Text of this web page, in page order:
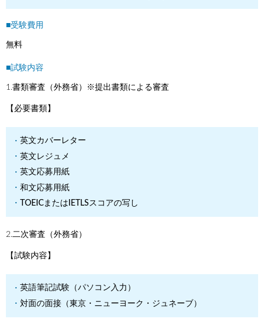
■受験費用
無料
■試験内容
1.書類審査（外務省）※提出書類による審査
【必要書類】
英文カバーレター
英文レジュメ
英文応募用紙
和文応募用紙
TOEICまたはIETLSスコアの写し
2.二次審査（外務省）
【試験内容】
英語筆記試験（パソコン入力）
対面の面接（東京・ニューヨーク・ジュネーブ）